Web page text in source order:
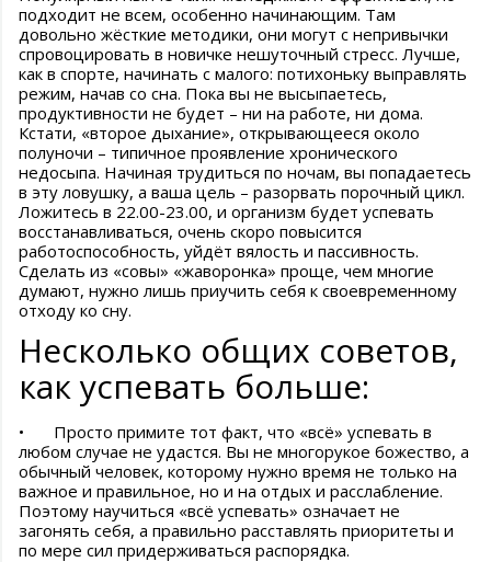
подходит не всем, особенно начинающим. Там
довольно жёсткие методики, они могут с непривычки
спровоцировать в новичке нешуточный стресс. Лучше,
как в спорте, начинать с малого: потихоньку выправлять
режим, начав со сна. Пока вы не высыпаетесь,
продуктивности не будет – ни на работе, ни дома.
Кстати, «второе дыхание», открывающееся около
полуночи – типичное проявление хронического
недосыпа. Начиная трудиться по ночам, вы попадаетесь
в эту ловушку, а ваша цель – разорвать порочный цикл.
Ложитесь в 22.00-23.00, и организм будет успевать
восстанавливаться, очень скоро повысится
работоспособность, уйдёт вялость и пассивность.
Сделать из «совы» «жаворонка» проще, чем многие
думают, нужно лишь приучить себя к своевременному
отходу ко сну.
Несколько общих советов,
как успевать больше:
•
Просто примите тот факт, что «всё» успевать в
любом случае не удастся. Вы не многорукое божество, а
обычный человек, которому нужно время не только на
важное и правильное, но и на отдых и расслабление.
Поэтому научиться «всё успевать» означает не
загонять себя, а правильно расставлять приоритеты и
по мере сил придерживаться распорядка.